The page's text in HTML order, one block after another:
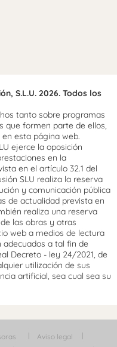
S.L.U. 2026. Todos los
tanto sobre programas
que formen parte de ellos,
esta página web.
ejerce la oposición
en la
en el artículo 32.1 del
SLU realiza la reserva
y comunicación pública
de actualidad prevista en
realiza una reserva
las obras y otras
web a medios de lectura
a tal fin de
Decreto - ley 24/2021, de
utilización de sus
artificial, sea cual sea su
Aviso legal